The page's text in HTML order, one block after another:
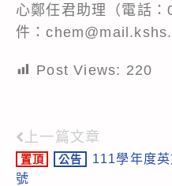
心鄭任君助理（電話
件：
Post Views: 220
Read
more
上一篇文章
置頂 公告
111學年度
號